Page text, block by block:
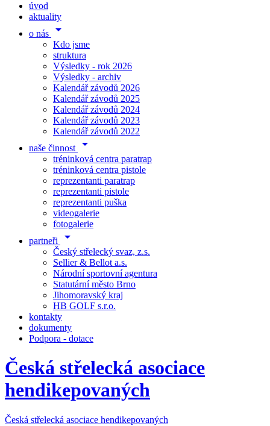
úvod
aktuality
o nás
arrow_drop_down
Kdo jsme
struktura
Výsledky - rok 2026
Výsledky - archiv
Kalendář závodů 2026
Kalendář závodů 2025
Kalendář závodů 2024
Kalendář závodů 2023
Kalendář závodů 2022
naše činnost
arrow_drop_down
tréninková centra paratrap
tréninková centra pistole
reprezentanti paratrap
reprezentanti pistole
reprezentanti puška
videogalerie
fotogalerie
partneři
arrow_drop_down
Český střelecký svaz, z.s.
Sellier & Bellot a.s.
Národní sportovní agentura
Statutární město Brno
Jihomoravský kraj
HB GOLF s.r.o.
kontakty
dokumenty
Podpora - dotace
Česká střelecká asociace
hendikepovaných
Česká střelecká asociace hendikepovaných